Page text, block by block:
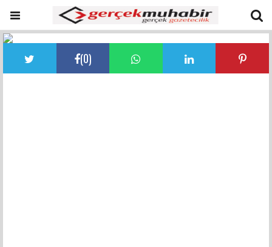
(0)